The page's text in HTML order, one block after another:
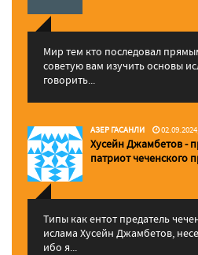
Мир тем кто последовал
советую вам изучить основы
говорить...
АЗЕР ГАСАНЛИ
Хусейн Джамбетов -
патриот чеченского
Типы как ентот предатель
ислама Хусейн Джамбетов,
ибо я...